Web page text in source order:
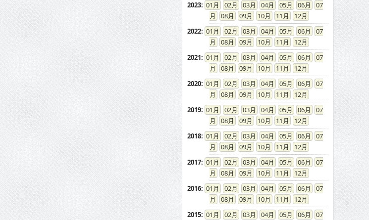
2023: 01 02 03 04 05 06
07
08
09 10 11
12
2022: 01 02 03 04 05 06
07
08
09 10 11
12
2021: 01 02 03 04 05 06
07
08
09 10 11
12
2020: 01 02 03 04 05 06
07
08
09 10 11
12
2019: 01 02 03 04 05 06
07
08
09 10 11
12
2018: 01 02 03 04 05 06
07
08
09 10 11
12
2017: 01 02 03 04 05 06
07
08
09 10 11
12
2016: 01 02 03 04 05 06
07
08
09 10 11
12
2015: 01 02 03 04 05 06
07